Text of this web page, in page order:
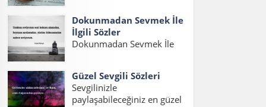
okuyabilirsiniz....
güzel evlilik sözleri, evlilik
mesajları ve evlilik için
sözler konulu bir yazı
hazırladık. Sevdiğiniz bir
kutlamak...
Dokunmadan Sevmek İle
İlgili Sözler
Dokunmadan Sevmek İle
Dokunmadan sevmekle
ilgili Sözler, Görmeden
dokunmadan sevmek
Güzel Sevgili Sözleri
Sevgilinizle
paylaşabileceğiniz en güzel